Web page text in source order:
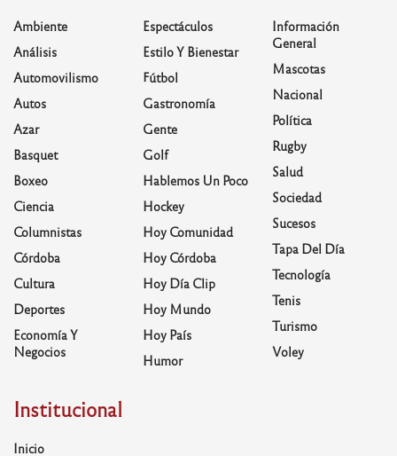
Ambiente
Análisis
Automovilismo
Autos
Azar
Basquet
Boxeo
Ciencia
Columnistas
Córdoba
Cultura
Deportes
Economía Y
Negocios
Espectáculos
Estilo Y Bienestar
Fútbol
Gastronomía
Gente
Golf
Hablemos Un Poco
Hockey
Hoy Comunidad
Hoy Córdoba
Hoy Día Clip
Hoy Mundo
Hoy País
Humor
Información
General
Mascotas
Nacional
Política
Rugby
Salud
Sociedad
Sucesos
Tapa Del Día
Tecnología
Tenis
Turismo
Voley
Institucional
Inicio